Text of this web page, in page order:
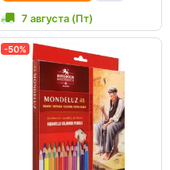
7 августа (Пт)
-50%